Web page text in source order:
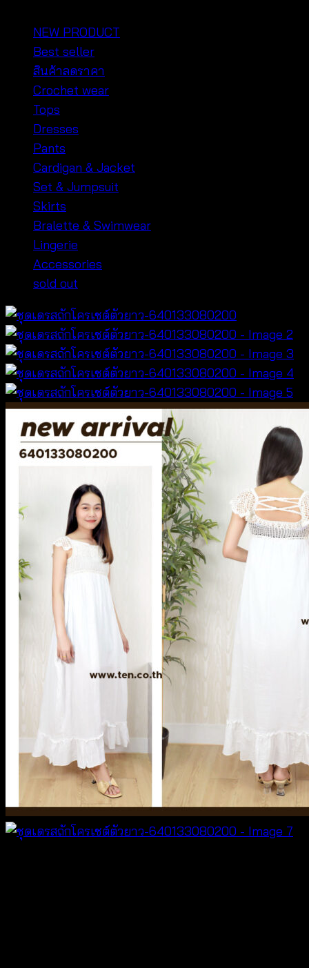
NEW PRODUCT
Best seller
สินค้าลดราคา
Crochet wear
Tops
Dresses
Pants
Cardigan & Jacket
Set & Jumpsuit
Skirts
Bralette & Swimwear
Lingerie
Accessories
sold out